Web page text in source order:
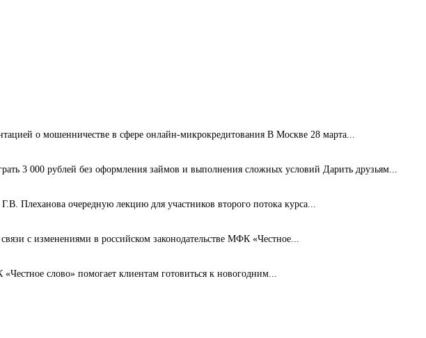
о мошенничестве в сфере онлайн-микрокредитования В Москве 28 марта...
3 000 рублей без оформления займов и выполнения сложных условий Дарить друзьям...
Плеханова очередную лекцию для участников второго потока курса...
с изменениями в российском законодательстве МФК «Честное...
слово» помогает клиентам готовиться к новогодним...